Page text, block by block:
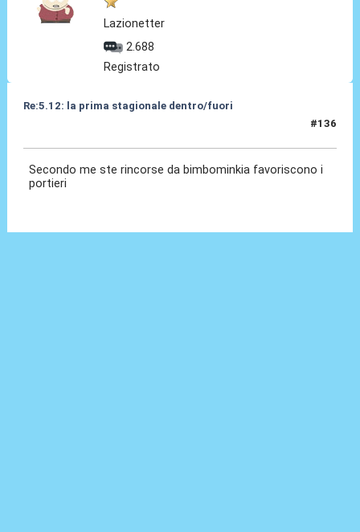
Lazionetter
2.688
Registrato
Re:5.12: la prima stagionale dentro/fuori
#136
Secondo me ste rincorse da bimbominkia favoriscono i
portieri